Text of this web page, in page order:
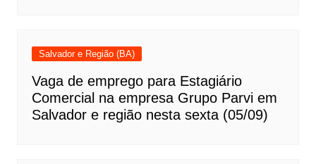
Salvador e Região (BA)
Vaga de emprego para Estagiário
Comercial na empresa Grupo Parvi em
Salvador e região nesta sexta (05/09)